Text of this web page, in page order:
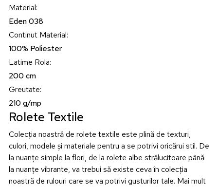
Material:
Eden 038
Continut Material:
100% Poliester
Latime Rola:
200 cm
Greutate:
210 g/mp
Rolete Textile
Colecția noastră de rolete textile este plină de texturi,
culori, modele și materiale pentru a se potrivi oricărui stil. De
la nuanțe simple la flori, de la rolete albe strălucitoare până
la nuanțe vibrante, va trebui să existe ceva în colecția
noastră de rulouri care se va potrivi gusturilor tale. Mai mult